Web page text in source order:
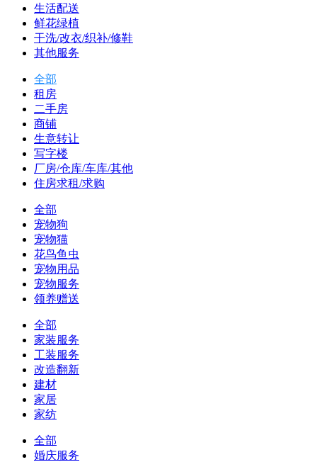
生活配送
鲜花绿植
干洗/改衣/织补/修鞋
其他服务
全部
租房
二手房
商铺
生意转让
写字楼
厂房/仓库/车库/其他
住房求租/求购
全部
宠物狗
宠物猫
花鸟鱼虫
宠物用品
宠物服务
领养赠送
全部
家装服务
工装服务
改造翻新
建材
家居
家纺
全部
婚庆服务